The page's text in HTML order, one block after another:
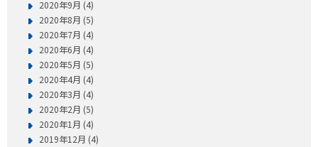
2020年9月 (4)
2020年8月 (5)
2020年7月 (4)
2020年6月 (4)
2020年5月 (5)
2020年4月 (4)
2020年3月 (4)
2020年2月 (5)
2020年1月 (4)
2019年12月 (4)